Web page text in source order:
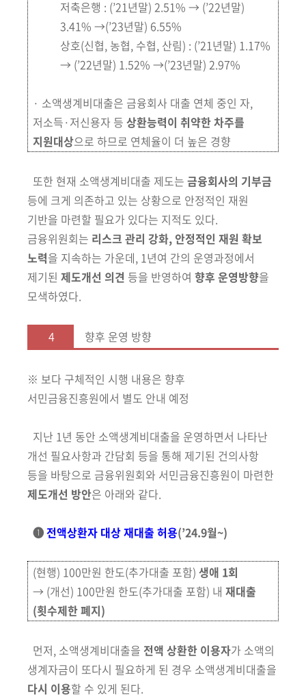
저축은행 : (’21년말) 2.51% → (’22년말)
3.41% →(’23년말) 6.55%
상호(신협, 농협, 수협, 산림) : (’21년말) 1.17%
→ (’22년말) 1.52% →(’23년말) 2.97%
· 소액생계비대출은 금융회사 대출 연체 중인 자,
저소득·저신용자 등 상환능력이 취약한 차주를
지원대상으로 하므로 연체율이 더 높은 경향
또한 현재 소액생계비대출 제도는 금융회사의 기부금
등에 크게 의존하고 있는 상황으로 안정적인 재원
기반을 마련할 필요가 있다는 지적도 있다.
금융위원회는 리스크 관리 강화, 안정적인 재원 확보
노력을 지속하는 가운데, 1년여 간의 운영과정에서
제기된 제도개선 의견 등을 반영하여 향후 운영방향을
모색하였다.
4 향후 운영 방향
※ 보다 구체적인 시행 내용은 향후
서민금융진흥원에서 별도 안내 예정
지난 1년 동안 소액생계비대출을 운영하면서 나타난
개선 필요사항과 간담회 등을 통해 제기된 건의사항
등을 바탕으로 금융위원회와 서민금융진흥원이 마련한
제도개선 방안은 아래와 같다.
❶전액상환자 대상 재대출 허용(’24.9월~)
(현행) 100만원 한도(추가대출 포함) 생애 1회
→ (개선) 100만원 한도(추가대출 포함) 내 재대출
(횟수제한 폐지)
먼저, 소액생계비대출을 전액 상환한 이용자가 소액의
생계자금이 또다시 필요하게 된 경우 소액생계비대출을
다시 이용할 수 있게 된다.